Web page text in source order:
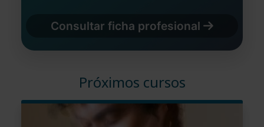
Consultar ficha profesional
Próximos cursos